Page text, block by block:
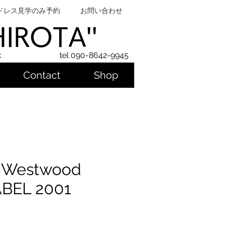
レス見学のみ予約 お問い合わせ
tel 090-8642-9945
Contact Shop
2001